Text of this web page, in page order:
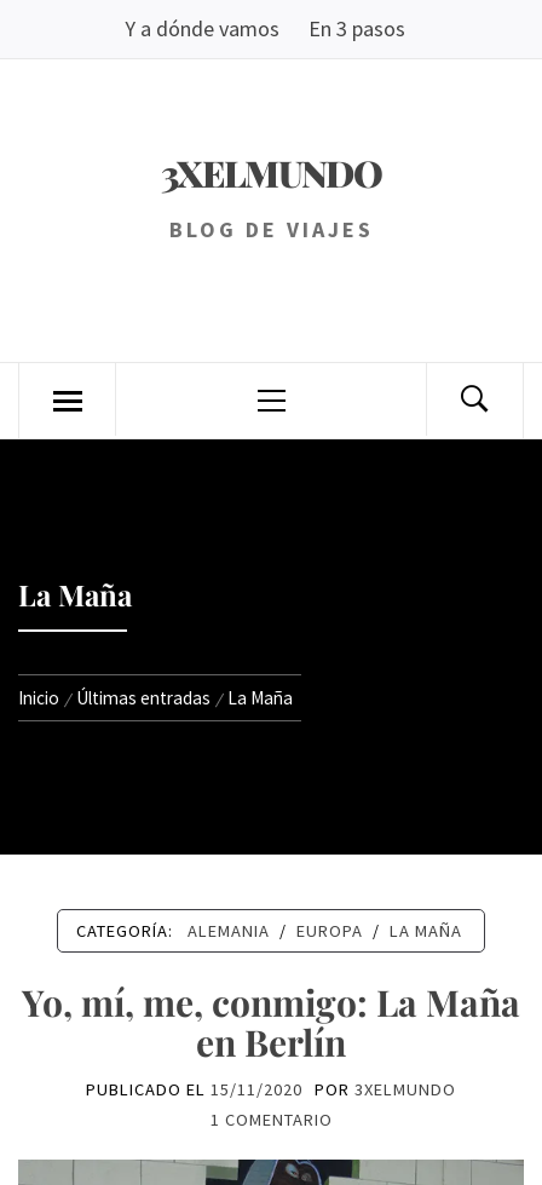
Y a dónde vamos En 3 pasos
3XELMUNDO
BLOG DE VIAJES
principal
La Maña
Inicio Últimas entradas La Maña
CATEGORÍA: ALEMANIA / EUROPA / LA MAÑA
Yo, mí, me, conmigo: La Maña
en Berlín
PUBLICADO EL 15/11/2020 POR 3XELMUNDO
1 COMENTARIO